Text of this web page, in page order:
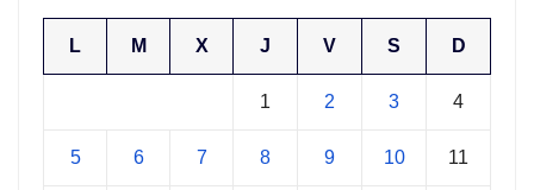
L M X J V S D
1 2 3 4
5 6 7 8 9 10 11